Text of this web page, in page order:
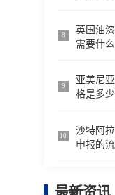
8
英国油
需要什
9
亚美尼
格是多
10
沙特阿
申报的